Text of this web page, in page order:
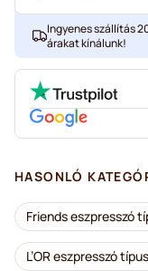
Ingyenes szállítás
árakat kínálunk!
HASONLÓ